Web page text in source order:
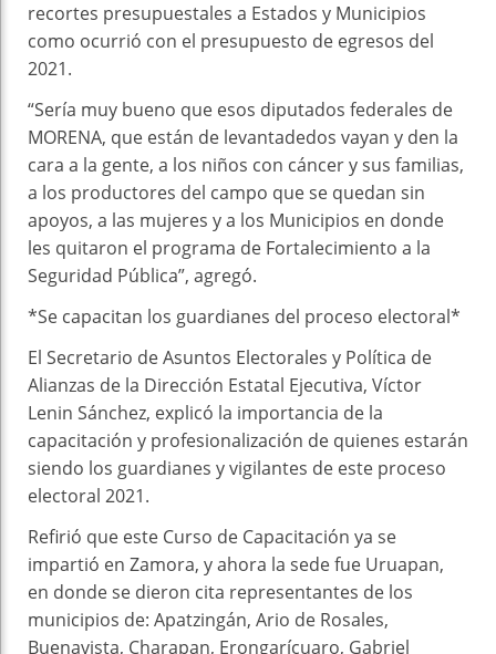
recortes presupuestales a Estados y Municipios
como ocurrió con el presupuesto de egresos del
2021.
“Sería muy bueno que esos diputados federales de
MORENA, que están de levantadedos vayan y den la
cara a la gente, a los niños con cáncer y sus familias,
a los productores del campo que se quedan sin
apoyos, a las mujeres y a los Municipios en donde
les quitaron el programa de Fortalecimiento a la
Seguridad Pública”, agregó.
*Se capacitan los guardianes del proceso electoral*
El Secretario de Asuntos Electorales y Política de
Alianzas de la Dirección Estatal Ejecutiva, Víctor
Lenin Sánchez, explicó la importancia de la
capacitación y profesionalización de quienes estarán
siendo los guardianes y vigilantes de este proceso
electoral 2021.
Refirió que este Curso de Capacitación ya se
impartió en Zamora, y ahora la sede fue Uruapan,
en donde se dieron cita representantes de los
municipios de: Apatzingán, Ario de Rosales,
Buenavista, Charapan, Erongarícuaro, Gabriel